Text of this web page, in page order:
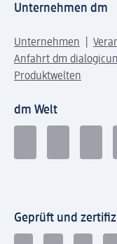
Unternehmen dm
Unternehmen
Anfahrt dm
Produktwelten
dm Welt
Geprüft und